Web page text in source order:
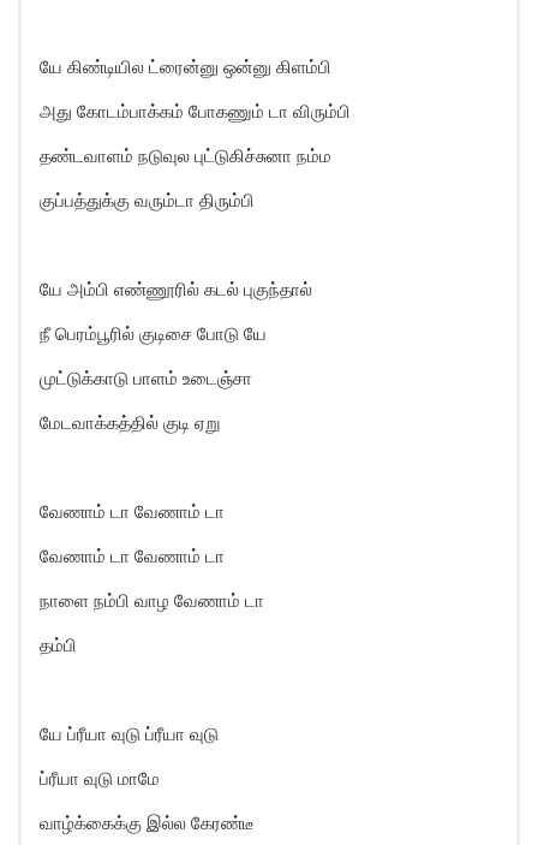
யே கிண்டியில ட்ரைன்னு ஒன்னு கிளம்பி
அது கோடம்பாக்கம் போகணும் டா விரும்பி
தண்டவாளம் நடுவுல புட்டுகிச்சுனா நம்ம
குப்பத்துக்கு வரும்டா திரும்பி
யே அம்பி எண்ணூரில் கடல் புகுந்தால்
நீ பெரம்பூரில் குடிசை போடு யே
முட்டுக்காடு பாளம் உடைஞ்சா
மேடவாக்கத்தில் குடி ஏறு
வேணாம் டா வேணாம் டா
வேணாம் டா வேணாம் டா
நாளை நம்பி வாழ வேணாம் டா
தம்பி
யே ப்ரீயா வுடு ப்ரீயா வுடு
ப்ரீயா வுடு மாமே
வாழ்க்கைக்கு இல்ல கேரண்டீ